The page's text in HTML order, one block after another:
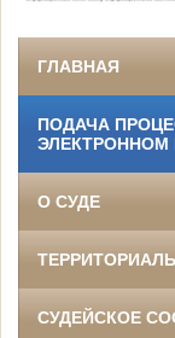
ГЛАВНАЯ
ПОДАЧА
ЭЛЕКТРОННОМ
О СУДЕ
СУДЕЙСКОЕ